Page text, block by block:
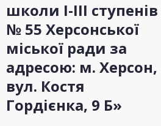
школи І-ІІІ ступенів
№ 55 Херсонської
міської ради за
адресою: м. Херсон,
вул. Костя
Гордієнка, 9 Б»